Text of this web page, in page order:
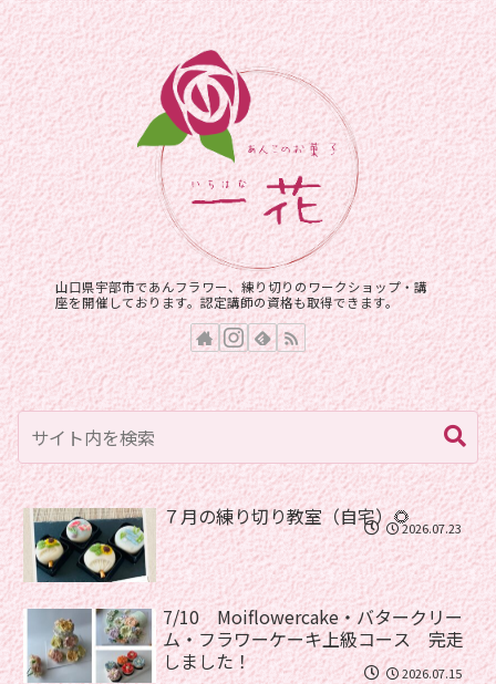
山口県宇部市であんフラワー、練り切りのワークショップ・講
座を開催しております。認定講師の資格も取得できます。
７月の練り切り教室（自宅）🌻2026.07.23
7/10 Moiflowercake・バタークリー
ム・フラワーケーキ上級コース 完走
しました！
2026.07.15